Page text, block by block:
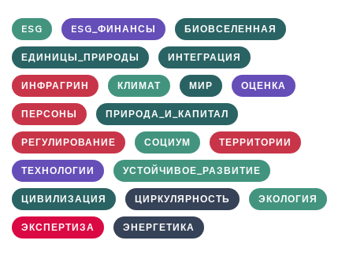
ESG ESG_ФИНАНСЫ БИОВСЕЛЕННАЯ
ЕДИНИЦЫ_ПРИРОДЫ ИНТЕГРАЦИЯ
ИНФРАГРИН КЛИМАТ МИР ОЦЕНКА
ПЕРСОНЫ ПРИРОДА_И_КАПИТАЛ
РЕГУЛИРОВАНИЕ СОЦИУМ ТЕРРИТОРИИ
ТЕХНОЛОГИИ УСТОЙЧИВОЕ_РАЗВИТИЕ
ЦИВИЛИЗАЦИЯ ЦИРКУЛЯРНОСТЬ ЭКОЛОГИЯ
ЭКСПЕРТИЗА ЭНЕРГЕТИКА